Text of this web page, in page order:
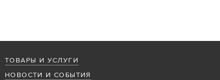
ТОВАРЫ И УСЛУГИ
НОВОСТИ И СОБЫТИЯ